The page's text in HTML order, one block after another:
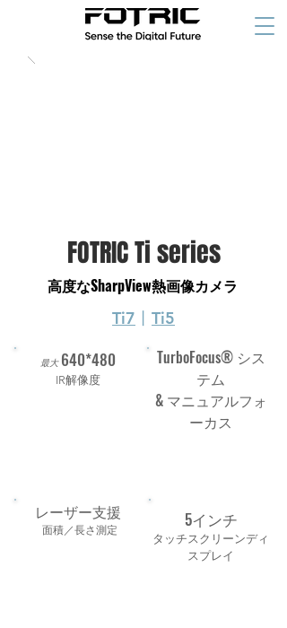
FOTRIC Ti series
高度なSharpView熱画像カメラ
Ti7 丨 Ti5
最大 640*480
IR解像度
TurboFocus® シス
テム
& マニュアルフォ
ーカス
レーザー支援
面積／長さ測定 5インチ
タッチスクリーンディ
スプレイ